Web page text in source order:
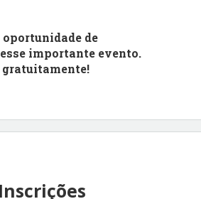
oportunidade de
importante evento.
Inscrições